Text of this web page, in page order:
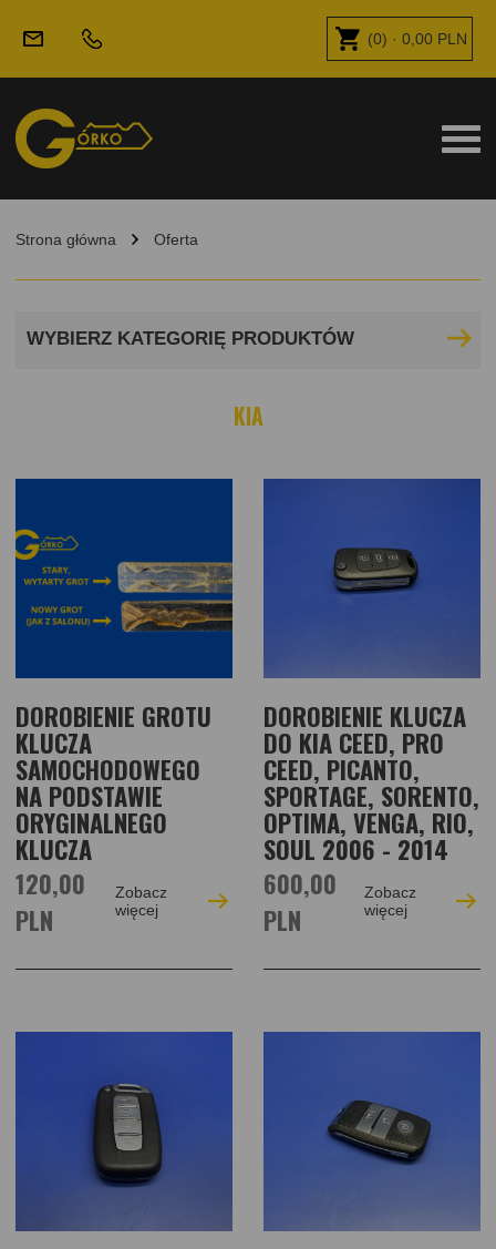
(0) · 0,00 PLN
Strona główna Oferta
KIA
WYBIERZ KATEGORIĘ PRODUKTÓW
DOROBIENIE GROTU
KLUCZA
SAMOCHODOWEGO
NA PODSTAWIE
ORYGINALNEGO
KLUCZA
120,00
PLN
Zobacz
więcej
DOROBIENIE KLUCZA
DO KIA CEED, PRO
CEED, PICANTO,
SPORTAGE, SORENTO,
OPTIMA, VENGA, RIO,
SOUL 2006 - 2014
600,00
PLN
Zobacz
więcej